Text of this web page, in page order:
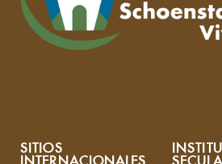
SITIOS
INTERNACIONALES